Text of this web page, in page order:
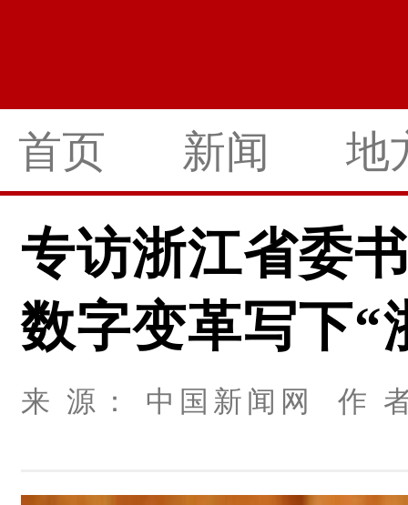
首页 新闻 地
专访浙江省委
数字变革写下“
来 源： 中国新闻网 作